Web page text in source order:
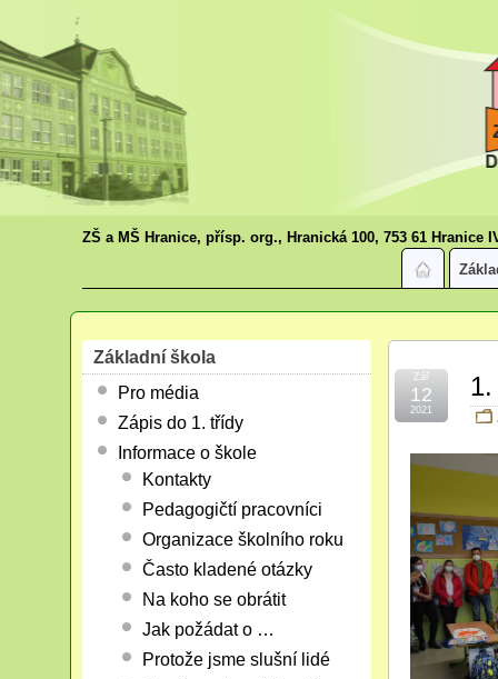
ZŠ a MŠ Hranice, přísp. org., Hranická 100, 753 61 Hranice
Zář
12
2021
Základní škola
Pro média
Zápis do 1. třídy
Informace o škole
Kontakty
Pedagogičtí pracovníci
Organizace školního roku
Často kladené otázky
Na koho se obrátit
Jak požádat o …
Protože jsme slušní lidé